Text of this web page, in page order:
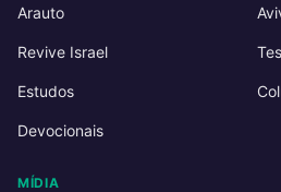
Arauto
Revive Israel
Estudos
Devocionais
MÍDIA